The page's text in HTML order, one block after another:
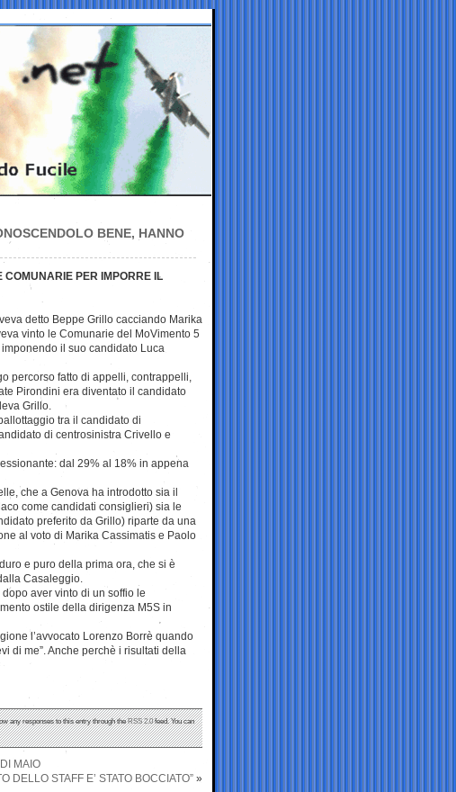
BENE, HANNO
COMUNARIE PER IMPORRE IL
detto Beppe Grillo cacciando Marika
vinto le Comunarie del MoVimento 5
il suo candidato Luca
percorso fatto di appelli, contrappelli,
Pirondini era diventato il candidato
Grillo.
tra il candidato di
di centrosinistra Crivello e
dal 29% al 18% in appena
che a Genova ha introdotto sia il
come candidati consiglieri) sia le
preferito da Grillo) riparte da una
al voto di Marika Cassimatis e Paolo
e puro della prima ora, che si è
Casaleggio.
aver vinto di un soffio le
ostile della dirigenza M5S in
l’avvocato Lorenzo Borrè quando
di me”. Anche perchè i risultati della
any responses to this entry through theRSS 2.0feed. You can
MAIO
DELLO STAFF E’ STATO BOCCIATO” »